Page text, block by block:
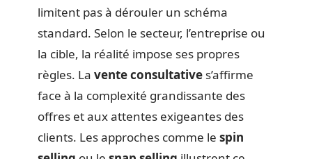
limitent pas à dérouler un schéma
standard. Selon le secteur, l’entreprise ou
la cible, la réalité impose ses propres
règles. La vente consultative s’affirme
face à la complexité grandissante des
offres et aux attentes exigeantes des
clients. Les approches comme le spin